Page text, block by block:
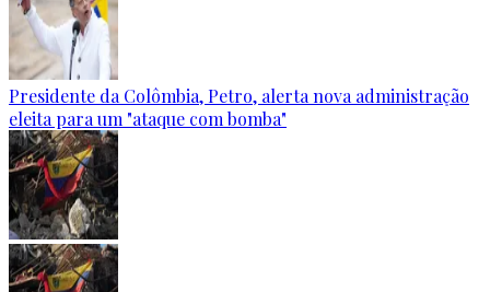
Presidente da Colômbia, Petro, alerta nova administração
eleita para um "ataque com bomba"